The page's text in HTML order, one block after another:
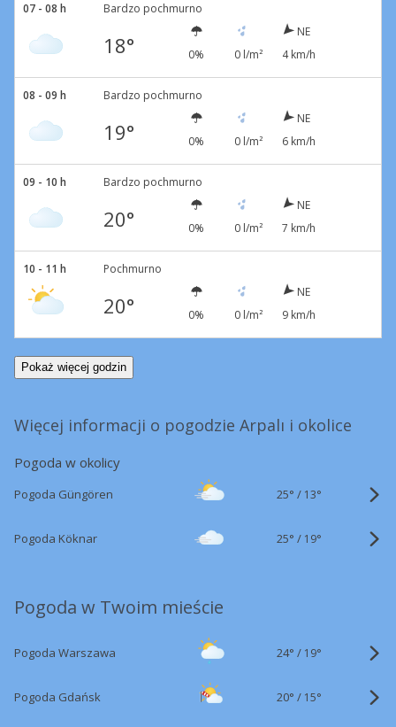
07 - 08 h Bardzo pochmurno
18° 0% 0 l/m²
NE
4 km/h
08 - 09 h Bardzo pochmurno
19° 0% 0 l/m²
NE
6 km/h
09 - 10 h Bardzo pochmurno
20° 0% 0 l/m²
NE
7 km/h
10 - 11 h Pochmurno
20° 0% 0 l/m²
NE
9 km/h
Pokaż więcej godzin
Więcej informacji o pogodzie Arpalı i okolice
Pogoda w okolicy
Pogoda Güngören 25° / 13°
Pogoda Köknar 25° / 19°
Pogoda w Twoim mieście
Pogoda Warszawa 24° / 19°
Pogoda Gdańsk 20° / 15°